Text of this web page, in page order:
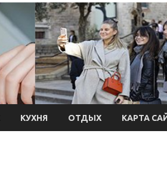
КУХНЯ ОТДЫХ КАРТА